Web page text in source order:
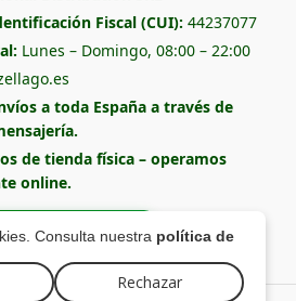
Consulta nuestra política de
Rechazar
Fiscal (CUI): 44237077
Lunes – Domingo, 08:00 – 22:00
a toda España a través de
de tienda física – operamos
online.
de contacto